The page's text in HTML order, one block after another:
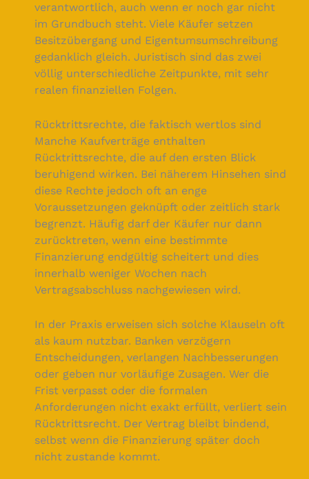
verantwortlich, auch wenn er noch gar nicht
im Grundbuch steht. Viele Käufer setzen
Besitzübergang und Eigentumsumschreibung
gedanklich gleich. Juristisch sind das zwei
völlig unterschiedliche Zeitpunkte, mit sehr
realen finanziellen Folgen.
Rücktrittsrechte, die faktisch wertlos sind
Manche Kaufverträge enthalten
Rücktrittsrechte, die auf den ersten Blick
beruhigend wirken. Bei näherem Hinsehen sind
diese Rechte jedoch oft an enge
Voraussetzungen geknüpft oder zeitlich stark
begrenzt. Häufig darf der Käufer nur dann
zurücktreten, wenn eine bestimmte
Finanzierung endgültig scheitert und dies
innerhalb weniger Wochen nach
Vertragsabschluss nachgewiesen wird.
In der Praxis erweisen sich solche Klauseln oft
als kaum nutzbar. Banken verzögern
Entscheidungen, verlangen Nachbesserungen
oder geben nur vorläufige Zusagen. Wer die
Frist verpasst oder die formalen
Anforderungen nicht exakt erfüllt, verliert sein
Rücktrittsrecht. Der Vertrag bleibt bindend,
selbst wenn die Finanzierung später doch
nicht zustande kommt.